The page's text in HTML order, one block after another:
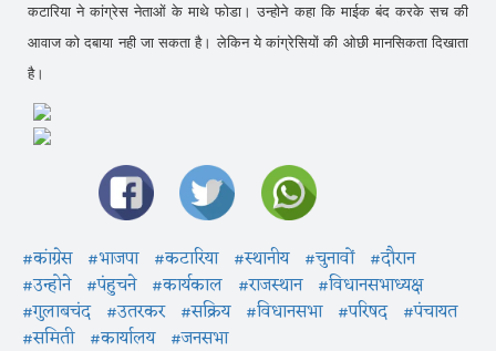
कटारिया ने कांग्रेस नेताओं के माथे फोडा। उन्होने कहा कि माईक बंद करके सच की
आवाज को दबाया नही जा सकता है। लेकिन ये कांग्रेसियों की ओछी मानसिकता दिखाता
है।
#कांग्रेस #भाजपा #कटारिया #स्थानीय #चुनावों #दौरान
#उन्होने #पंहुचने #कार्यकाल #राजस्थान #विधानसभाध्यक्ष
#गुलाबचंद #उतरकर #सक्रिय #विधानसभा #परिषद #पंचायत
#समिती #कार्यालय #जनसभा